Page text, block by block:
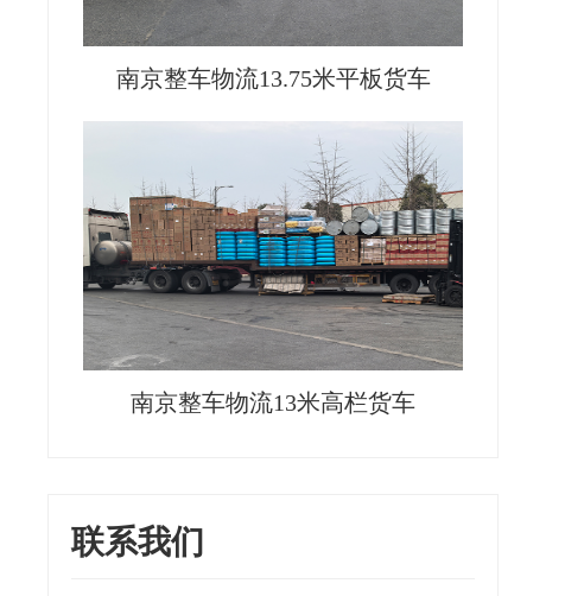
南京整车物流13.75米平板货车
南京整车物流13米高栏货车
联系我们